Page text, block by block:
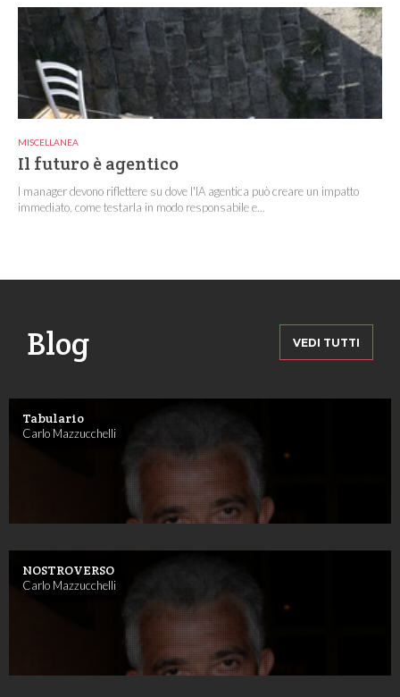
MISCELLANEA
Il futuro è agentico
I manager devono riflettere su dove l'IA agentica può creare un impatto
immediato, come testarla in modo responsabile e...
Blog VEDI TUTTI
Tabulario
Carlo Mazzucchelli
NOSTROVERSO
Carlo Mazzucchelli